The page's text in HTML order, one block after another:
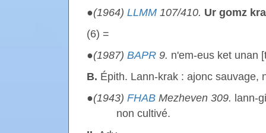
●(1964) LLMM 107/410. Ur gomz
(6) =
●(1987) BAPR 9. n'em-eus ket unan
B. Épith. Lann-krak : ajonc sauvage,
●(1943) FHAB Mezheven 309. lann-
non cultivé.